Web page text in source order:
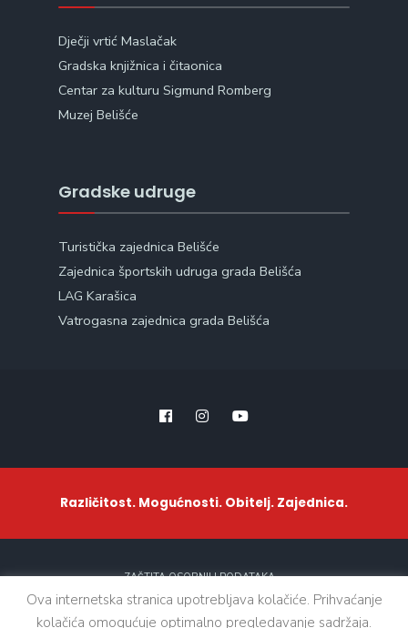
Dječji vrtić Maslačak
Gradska knjižnica i čitaonica
Centar za kulturu Sigmund Romberg
Muzej Belišće
Gradske udruge
Turistička zajednica Belišće
Zajednica športskih udruga grada Belišća
LAG Karašica
Vatrogasna zajednica grada Belišća
Različitost. Mogućnosti. Obitelj. Zajednica.
ZAŠTITA OSOBNIH PODATAKA
Ova internetska stranica upotrebljava kolačiće. Prihvaćanje
kolačića omogućuje optimalno pregledavanje sadržaja.